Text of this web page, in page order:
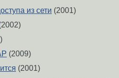
из сети (2001)
(2009)
(2001)